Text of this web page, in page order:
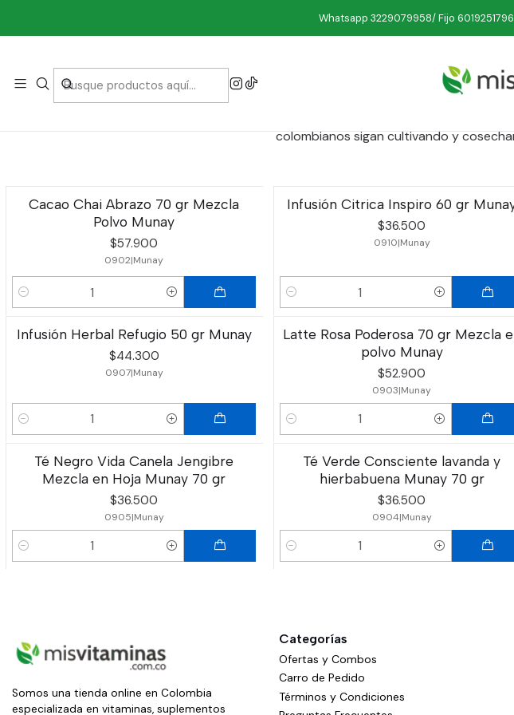
Whatsapp 3229079958/ Fijo Inicio
colombianos sigan cultivando y
Cacao Chai Abrazo 70 gr Mezcla
Polvo Munay
$57.900
0902|Munay
Cantidad
Infusión Citrica Inspiro 60 gr
$36.500
0910|Munay
Cantidad
Infusión Herbal Refugio 50 gr Munay
$44.300
0907|Munay
Cantidad
Latte Rosa Poderosa 70 gr Mezcla
polvo Munay
$52.900
0903|Munay
Cantidad
Té Negro Vida Canela Jengibre
Mezcla en Hoja Munay 70 gr
$36.500
0905|Munay
Cantidad
Té Verde Consciente lavanda y
hierbabuena Munay 70 gr
$36.500
0904|Munay
Cantidad
Somos una tienda online en Colombia
especializada en vitaminas, suplementos
Categorías
Ofertas y Combos
Carro de Pedido
Términos y Condiciones